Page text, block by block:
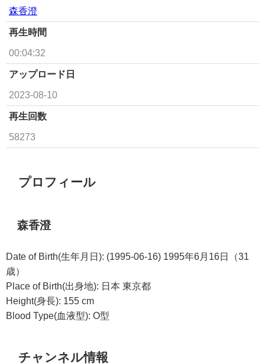
森香澄
再生時間
00:04:32
アップロード日
2023-08-10
再生回数
58273
プロフィール
森香澄
Date of Birth(生年月日): (1995-06-16) 1995年6月16日（31
歳）
Place of Birth(出身地): 日本 東京都
Height(身長): 155 cm
Blood Type(血液型): O型
チャンネル情報